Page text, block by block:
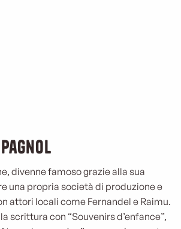
divenne famoso grazie alla sua
una propria società di produzione e
attori locali come Fernandel e Raimu.
scrittura con “Souvenirs d’enfance”,